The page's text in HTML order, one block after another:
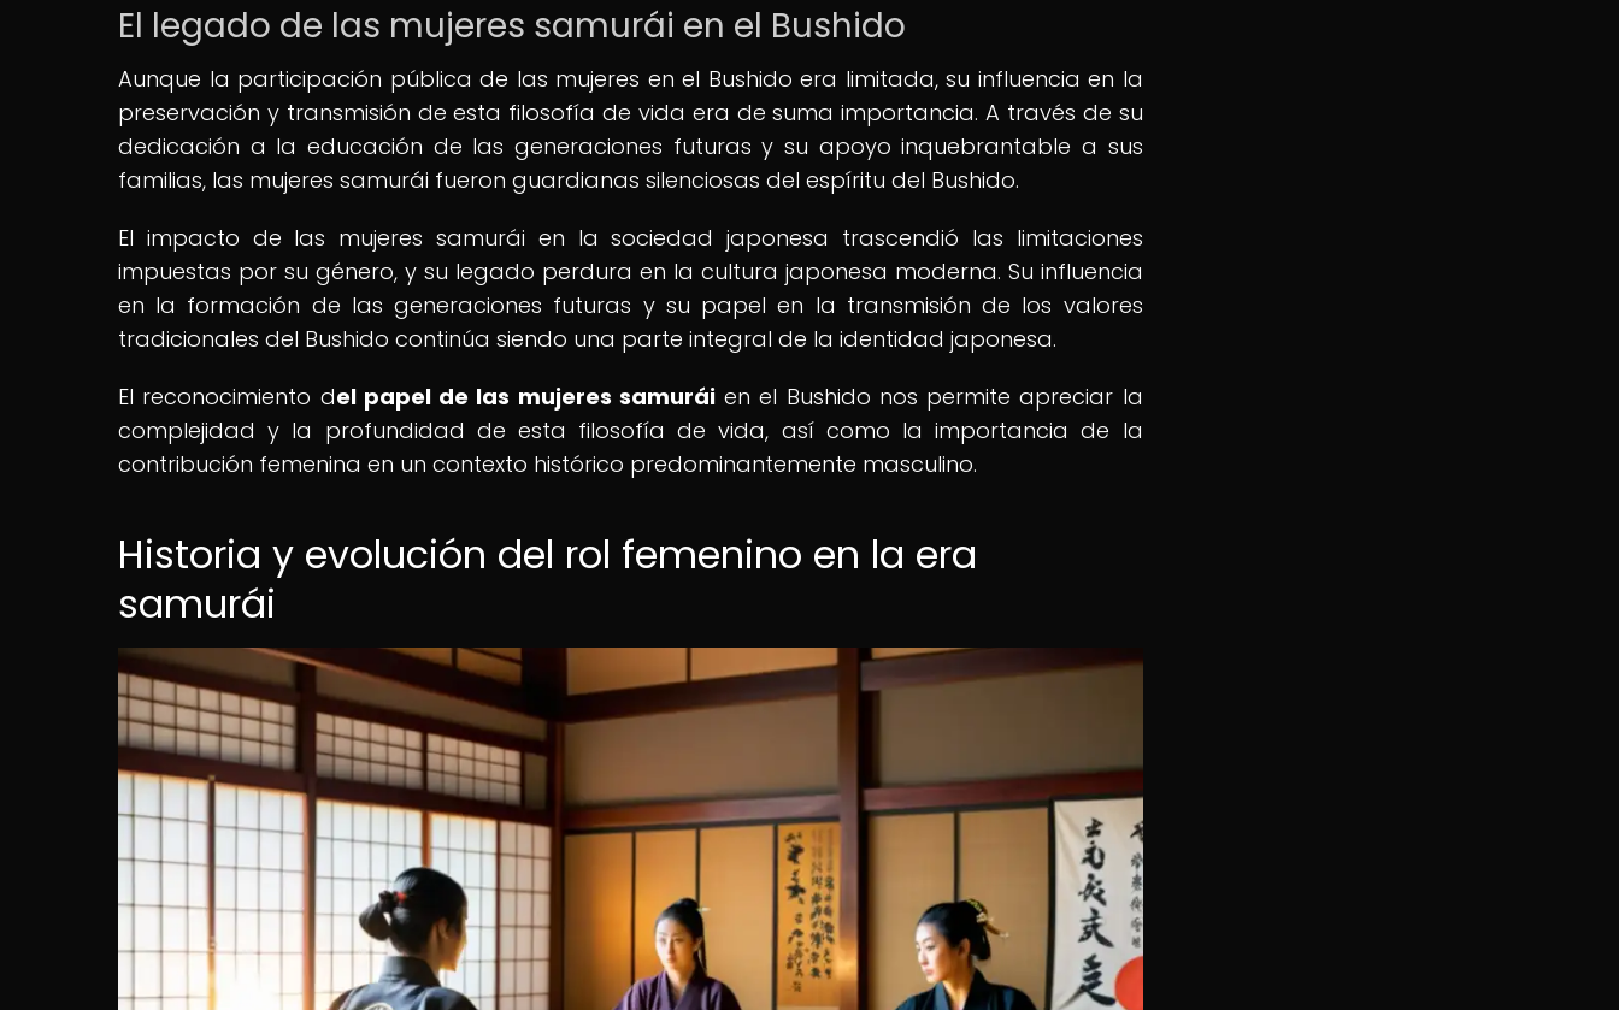
El legado de las mujeres samurái en el Bushido
Aunque la participación pública de las mujeres en el Bushido era limitada, su influencia en la
preservación y transmisión de esta filosofía de vida era de suma importancia. A través de su
dedicación a la educación de las generaciones futuras y su apoyo inquebrantable a sus
familias, las mujeres samurái fueron guardianas silenciosas del espíritu del Bushido.
El impacto de las mujeres samurái en la sociedad japonesa trascendió las limitaciones
impuestas por su género, y su legado perdura en la cultura japonesa moderna. Su influencia
en la formación de las generaciones futuras y su papel en la transmisión de los valores
tradicionales del Bushido continúa siendo una parte integral de la identidad japonesa.
El reconocimiento del papel de las mujeres samuráien el Bushido nos permite apreciar la
complejidad y la profundidad de esta filosofía de vida, así como la importancia de la
contribución femenina en un contexto histórico predominantemente masculino.
Historia y evolución del rol femenino en la era
samurái